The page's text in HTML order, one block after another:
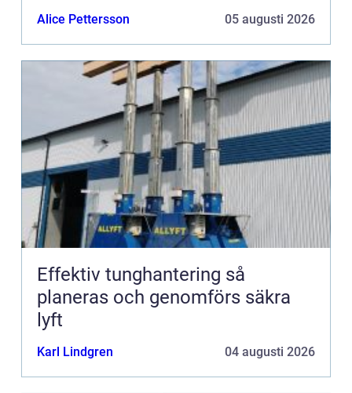
Alice Pettersson 05 augusti 2026
Effektiv tunghantering så
planeras och genomförs säkra
lyft
Karl Lindgren 04 augusti 2026